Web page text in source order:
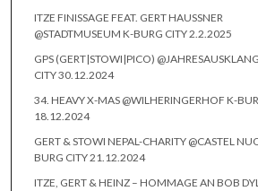
ITZE FINISSAGE FEAT. GERT HAUSSNER
@STADTMUSEUM K-BURG CITY 2.2.2025
GPS (GERT|STOWI|PICO)
CITY 30.12.2024
34. HEAVY X-MAS @WILHERINGERHOF K-
18.12.2024
GERT & STOWI NEPAL-CHARITY @CASTEL
BURG CITY 21.12.2024
ITZE, GERT & HEINZ – HOMMAGE AN BOB